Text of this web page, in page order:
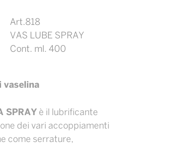
Art.818
VAS LUBE SPRAY
Cont. ml. 400
vaselina
SPRAY è il lubrificante
dei vari accoppiamenti
come serrature,